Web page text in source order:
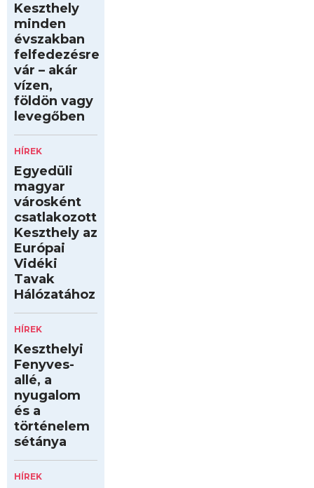
Keszthely
minden
évszakban
felfedezésre
vár – akár
vízen,
földön vagy
levegőben
HÍREK
Egyedüli
magyar
városként
csatlakozott
Keszthely az
Európai
Vidéki
Tavak
Hálózatához
HÍREK
Keszthelyi
Fenyves-
allé, a
nyugalom
és a
történelem
sétánya
HÍREK